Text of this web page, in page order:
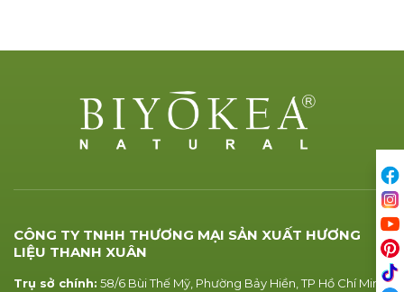
CÔNG TY TNHH THƯƠNG MẠI SẢN XUẤT HƯƠNG
LIỆU THANH XUÂN
Trụ sở chính: 58/6 Bùi Thế Mỹ, Phường Bảy Hiền, TP Hồ Chí Minh